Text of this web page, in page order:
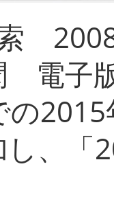
電子
し、「